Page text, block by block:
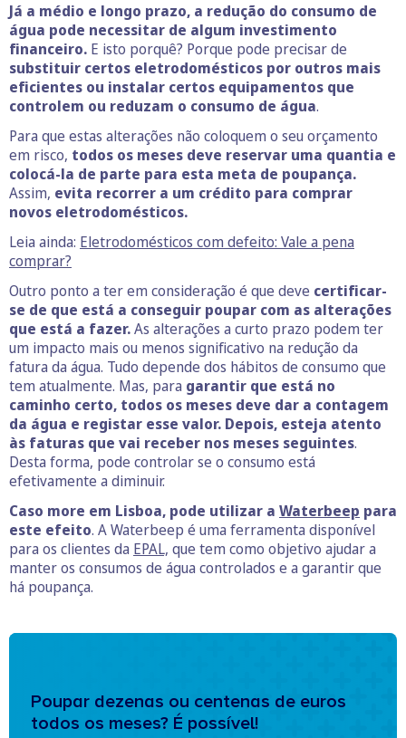
Já a médio e longo prazo, a redução do consumo de
água pode necessitar de algum investimento
financeiro. E isto porquê? Porque pode precisar de
substituir certos eletrodomésticos por outros mais
eficientes ou instalar certos equipamentos que
controlem ou reduzam o consumo de água.
Para que estas alterações não coloquem o seu orçamento
em risco, todos os meses deve reservar uma quantia e
colocá-la de parte para esta meta de poupança.
Assim, evita recorrer a um crédito para comprar
novos eletrodomésticos.
Leia ainda: Eletrodomésticos com defeito: Vale a pena
comprar?
Outro ponto a ter em consideração é que deve certificar-
se de que está a conseguir poupar com as alterações
que está a fazer.As alterações a curto prazo podem ter
um impacto mais ou menos significativo na redução da
fatura da água. Tudo depende dos hábitos de consumo que
tem atualmente. Mas, para garantir que está no
caminho certo, todos os meses deve dar a contagem
da água e registar esse valor. Depois, esteja atento
às faturas que vai receber nos meses seguintes.
Desta forma, pode controlar se o consumo está
efetivamente a diminuir.
Caso more em Lisboa, pode utilizar a Waterbeep para
este efeito. A Waterbeep é uma ferramenta disponível
para os clientes da EPAL, que tem como objetivo ajudar a
manter os consumos de água controlados e a garantir que
há poupança.
Poupar dezenas ou centenas de euros
todos os meses? É possível!